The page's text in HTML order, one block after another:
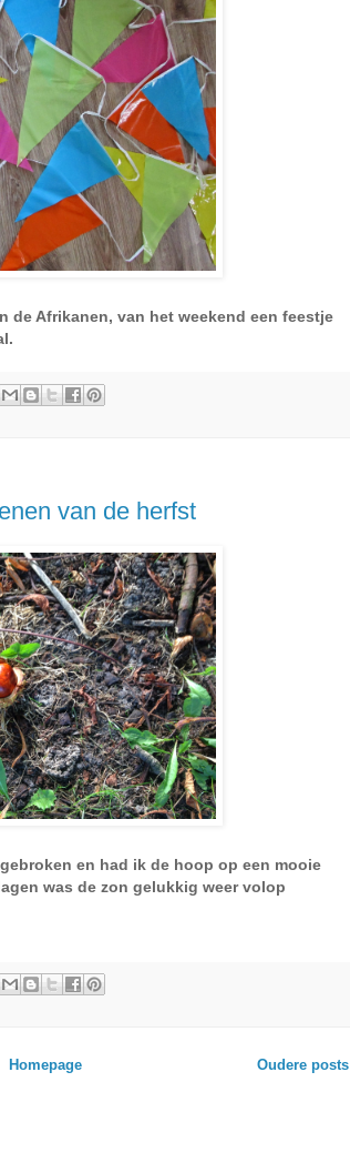
de Afrikanen, van het weekend een feestje
van de herfst
en had ik de hoop op een mooie
was de zon gelukkig weer volop
Oudere posts
Homepage